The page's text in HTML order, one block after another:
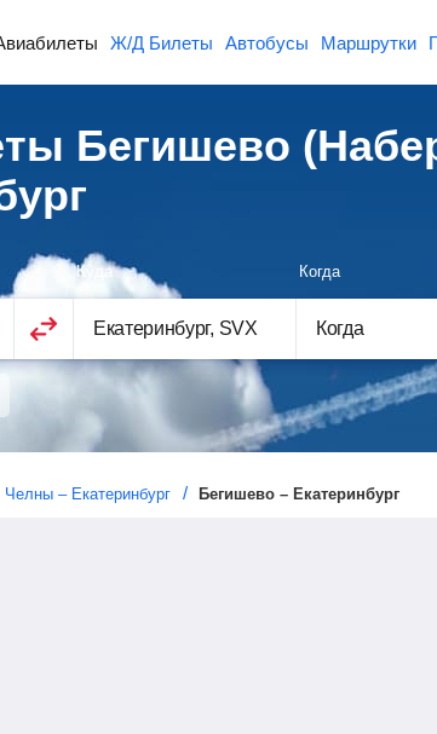
Ж/Д Билеты Автобусы Маршрутки
Бегишево
Куда
Когда
Когда
– Екатеринбург Бегишево – Екатеринбург